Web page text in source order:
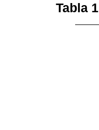
Tabla 1